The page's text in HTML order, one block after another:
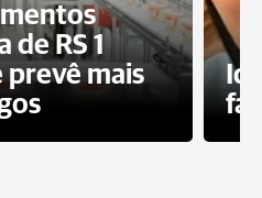
RS 1
prevê mais